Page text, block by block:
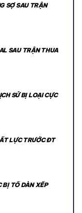
SỢ SAU TRẬN
SAU TRẬN THUA
SỬ BỊ LOẠI CỰC
LỰC TRƯỚC ĐT
BỊ TỐ DÀN XẾP